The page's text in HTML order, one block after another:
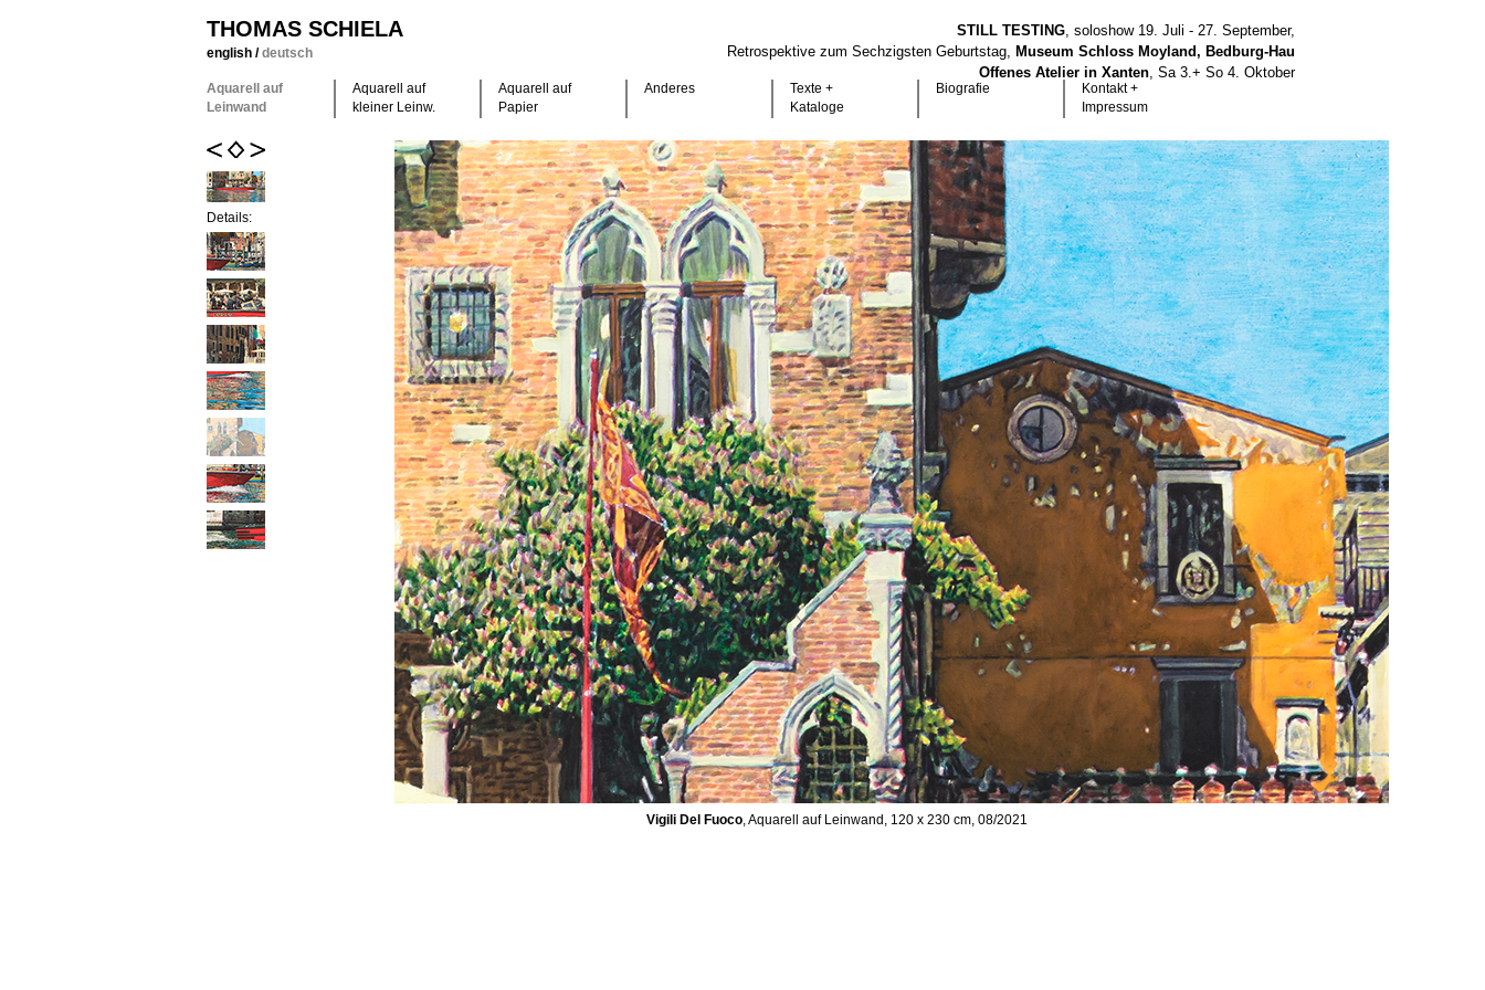
THOMAS SCHIELA
english /deutsch
STILL TESTING, soloshow 19. Juli - 27. September,
Retrospektive zum Sechzigsten Geburtstag, Museum Schloss Moyland, Bedburg-Hau
Offenes Atelier in Xanten, Sa 3.+ So 4. Oktober
Aquarell auf
Leinwand
Aquarell auf
kleiner Leinw.
Aquarell auf
Papier
Anderes
Texte +
Kataloge
Biografie
Kontakt +
Impressum
Details:
Vigili Del Fuoco, Aquarell auf Leinwand, 120 x 230 cm, 08/2021